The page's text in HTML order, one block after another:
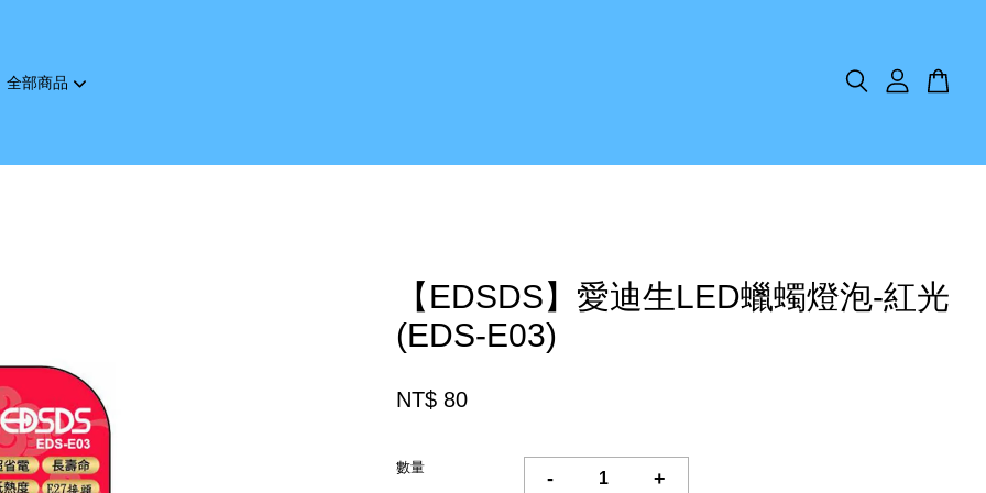
全部商品
【EDSDS】愛迪生LED蠟蠋燈泡-紅光
(EDS-E03)
NT$ 80
數量
- +